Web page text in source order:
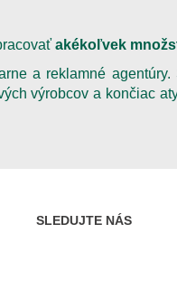
akékoľvek
a reklamné
výrobcov a končiac
SLEDUJTE NÁS